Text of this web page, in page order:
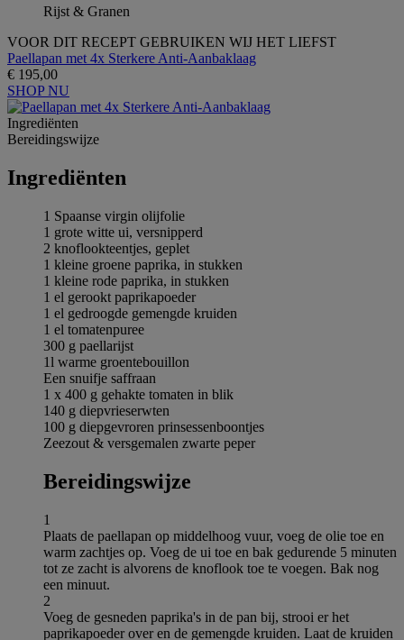
Rijst & Granen
VOOR DIT RECEPT GEBRUIKEN WIJ HET LIEFST
Paellapan met 4x Sterkere Anti-Aanbaklaag
€ 195,00
SHOP NU
Ingrediёnten
Bereidingswijze
Ingrediёnten
1 Spaanse virgin olijfolie
1 grote witte ui, versnipperd
2 knoflookteentjes, geplet
1 kleine groene paprika, in stukken
1 kleine rode paprika, in stukken
1 el gerookt paprikapoeder
1 el gedroogde gemengde kruiden
1 el tomatenpuree
300 g paellarijst
1l warme groentebouillon
Een snuifje saffraan
1 x 400 g gehakte tomaten in blik
140 g diepvrieserwten
100 g diepgevroren prinsessenboontjes
Zeezout & versgemalen zwarte peper
Bereidingswijze
1
Plaats de paellapan op middelhoog vuur, voeg de olie toe en
warm zachtjes op. Voeg de ui toe en bak gedurende 5 minuten
tot ze zacht is alvorens de knoflook toe te voegen. Bak nog
een minuut.
2
Voeg de gesneden paprika's in de pan bij, strooi er het
paprikapoeder over en de gemengde kruiden. Laat de kruiden